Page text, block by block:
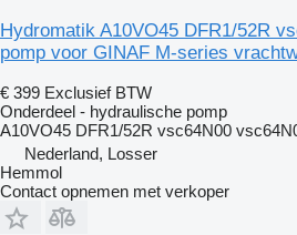
Hydromatik A10VO45 DFR1/52R
pomp voor GINAF M-series
€ 399 Exclusief BTW
Onderdeel - hydraulische pomp
A10VO45 DFR1/52R vsc64N00
Nederland, Losser
Hemmol
Contact opnemen met verkoper